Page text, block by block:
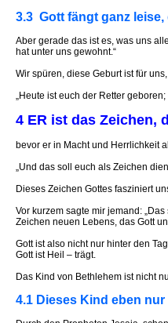
3.3 Gott fängt ganz
Aber gerade das ist es, was uns
hat unter uns gewohnt.“
Wir spüren, diese Geburt ist für
„Heute ist euch der Retter
4 ER ist das Zeichen,
bevor er in Macht und Herrlichkeit
„Und das soll euch als Zeichen
Dieses Zeichen Gottes fasziniert
Vor kurzem sagte mir jemand:
Zeichen neuen Lebens, das Gott
Gott ist also nicht nur hinter den
Gott ist Heil – trägt.
Das Kind von Bethlehem ist nicht
4.1 Dieses Kind eben